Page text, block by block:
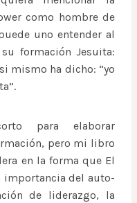
como hombre de
uno entender al
formación Jesuita:
mismo ha dicho: “yo
para elaborar
pero mi libro
en la forma que El
importancia del auto-
de liderazgo, la